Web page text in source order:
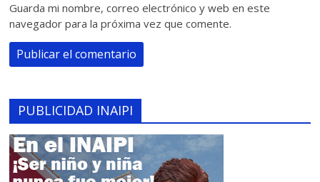
Guarda mi nombre, correo electrónico y web en este
navegador para la próxima vez que comente.
PUBLICIDAD INAIPI